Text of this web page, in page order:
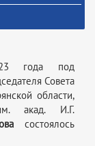
года под
Совета
области,
акад. И.Г.
состоялось